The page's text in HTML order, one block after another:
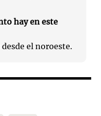
hay en este
el noroeste.